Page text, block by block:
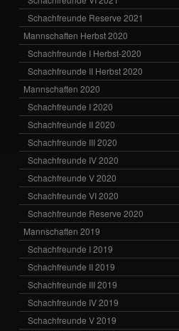
Schachfreunde Reserve 2021
Mannschaften Herbst 2020
Schachfreunde I Herbst-2020
Schachfreunde II Herbst 2020
Mannschaften 2020
Schachfreunde I 2020
Schachfreunde II 2020
Schachfreunde III 2020
Schachfreunde IV 2020
Schachfreunde V 2020
Schachfreunde VI 2020
Schachfreunde Reserve 2020
Mannschaften 2019
Schachfreunde I 2019
Schachfreunde II 2019
Schachfreunde III 2019
Schachfreunde IV 2019
Schachfreunde V 2019